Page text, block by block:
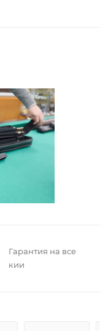
Гарантия на все
кии